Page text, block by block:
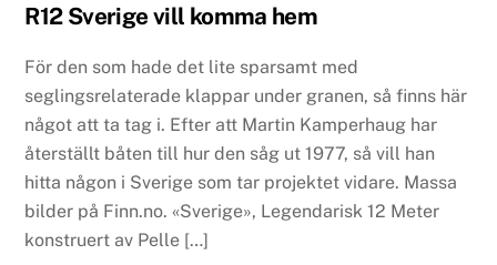
R12 Sverige vill komma hem
För den som hade det lite sparsamt med
seglingsrelaterade klappar under granen, så finns här
något att ta tag i. Efter att Martin Kamperhaug har
återställt båten till hur den såg ut 1977, så vill han
hitta någon i Sverige som tar projektet vidare. Massa
bilder på Finn.no. «Sverige», Legendarisk 12 Meter
konstruert av Pelle […]